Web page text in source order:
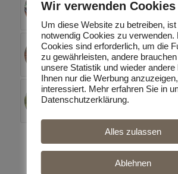
Cornelia Volk im Kader
Erfolgreicher Turnierstart
der Reitsportanlage
Cornelia Volk auch in 2016
Kadermitglied!
Wir verwenden Cookies
Um diese Website zu betreiben,
notwendig Cookies zu verwenden.
Cookies sind erforderlich, um die
zu gewährleisten, andere
unsere Statistik und wieder andere
Ihnen nur die Werbung
interessiert. Mehr erfahren Sie in
Datenschutzerklärung.
Alles zulassen
Ablehnen